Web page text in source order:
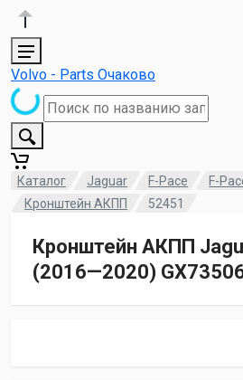
Volvo - Parts Очаково
Каталог Jaguar F-Pace
F-
Кронштейн АКПП
52451
Кронштейн АКПП
(2016—2020)